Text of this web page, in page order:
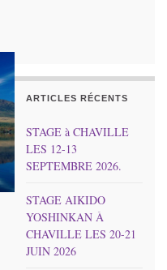
ARTICLES RÉCENTS
STAGE à CHAVILLE
LES 12-13
SEPTEMBRE 2026.
STAGE AIKIDO
YOSHINKAN À
CHAVILLE LES 20-21
JUIN 2026